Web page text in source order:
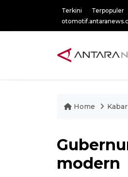
Terkini Terpopuler
Home
modern